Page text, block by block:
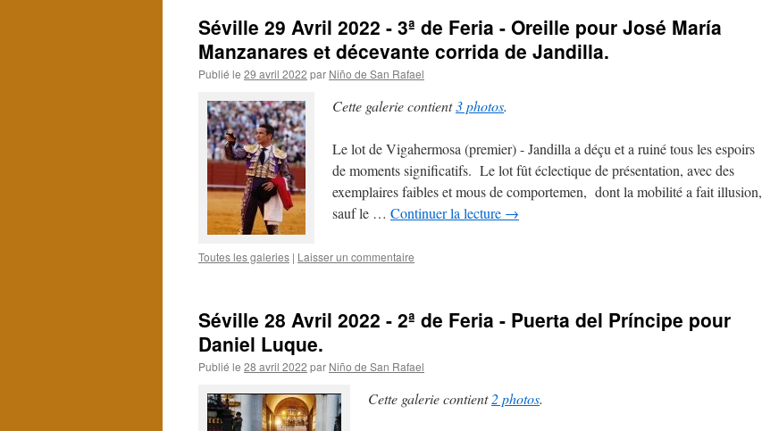
Séville 29 Avril 2022 - 3ª de Feria - Oreille pour José María
Manzanares et décevante corrida de Jandilla.
Publié le 29 avril 2022 par Niño de San Rafael
Cette galerie contient3 photos.
Le lot de Vigahermosa (premier) - Jandilla a déçu et a ruiné tous les espoirs
de moments significatifs. Le lot fût éclectique de présentation, avec des
exemplaires faibles et mous de comportemen, dont la mobilité a fait illusion,
sauf le … Continuer la lecture →
Toutes les galeries | Laisser un commentaire
Séville 28 Avril 2022 - 2ª de Feria - Puerta del Príncipe pour
Daniel Luque.
Publié le 28 avril 2022 par Niño de San Rafael
Cette galerie contient2 photos.